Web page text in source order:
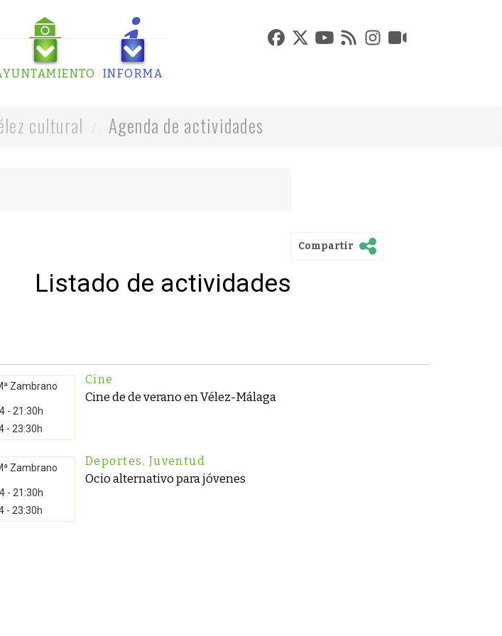
INFORMA
cultural Agenda de actividades
Compartir
Listado de actividades
Zambrano
- 21:30h
- 23:30h
Cine
Cine de de verano en Vélez-Málaga
Zambrano
- 21:30h
- 23:30h
Deportes, Juventud
Ocio alternativo para jóvenes